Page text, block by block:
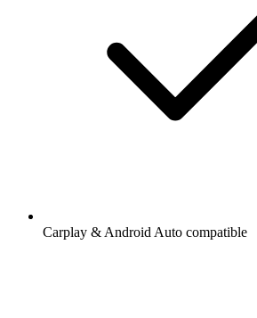
Carplay & Android Auto compatible